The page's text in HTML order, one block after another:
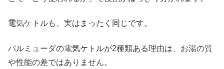
電気ケトルも、実はまったく同じです。
バルミューダの電気ケトルが2種類ある理由は、お湯の質
や性能の差ではありません。